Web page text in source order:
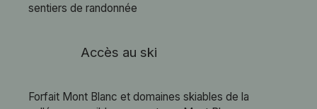
sentiers de randonnée
Accès au ski
Forfait Mont Blanc et domaines skiables de la